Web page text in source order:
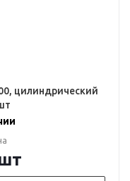
цилиндрический